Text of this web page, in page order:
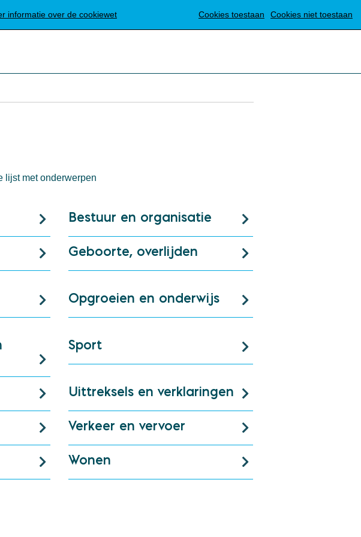
informatie over de cookiewet Cookies toestaan Cookies niet toestaan
Meierijstad Translate
lijst met onderwerpen
Bestuur en organisatie
Geboorte, overlijden
Opgroeien en onderwijs
Sport
Uittreksels en verklaringen
Verkeer en vervoer
Wonen